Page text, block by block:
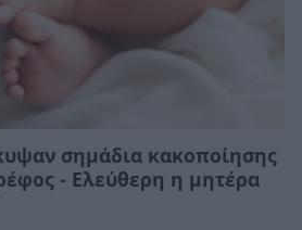
σημάδια κακοποίησης
- Ελεύθερη η μητέρα